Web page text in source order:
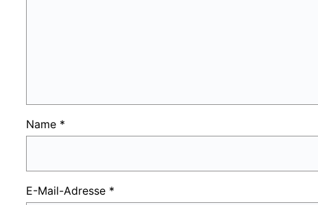
Name *
E-Mail-Adresse *